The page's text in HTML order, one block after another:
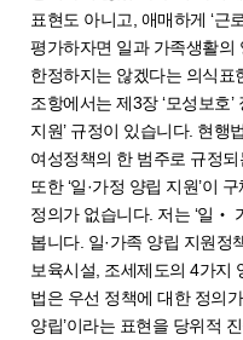
표현도 아니고, 애매하게 ‘근
평가하자면 일과 가족생활의
한정하지는 않겠다는 의식표
조항에서는 제3장 ‘모성보호’
지원’ 규정이 있습니다. 현행
여성정책의 한 범주로 규정
또한 ‘일·가정 양립 지원’이
정의가 없습니다. 저는 ‘일‧
봅니다. 일·가족 양립 지원정
보육시설, 조세제도의 4가지
법은 우선 정책에 대한 정의
양립’이라는 표현을 당위적